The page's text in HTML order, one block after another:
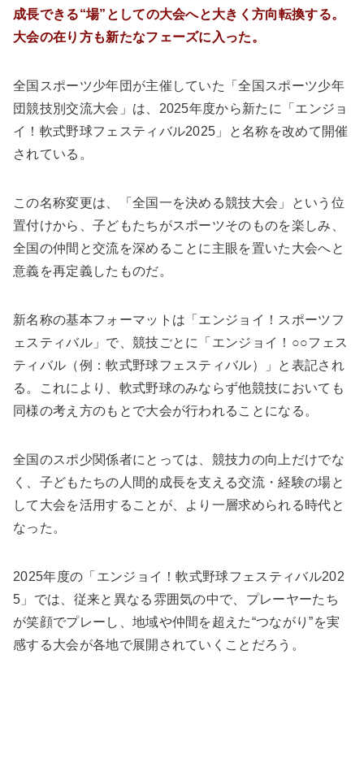
成長できる“場”としての大会へと大きく方向転換する。
大会の在り方も新たなフェーズに入った。
全国スポーツ少年団が主催していた「全国スポーツ少年
団競技別交流大会」は、2025年度から新たに「エンジョ
イ！軟式野球フェスティバル2025」と名称を改めて開催
されている。
この名称変更は、「全国一を決める競技大会」という位
置付けから、子どもたちがスポーツそのものを楽しみ、
全国の仲間と交流を深めることに主眼を置いた大会へと
意義を再定義したものだ。
新名称の基本フォーマットは「エンジョイ！スポーツフ
ェスティバル」で、競技ごとに「エンジョイ！○○フェス
ティバル（例：軟式野球フェスティバル）」と表記され
る。これにより、軟式野球のみならず他競技においても
同様の考え方のもとで大会が行われることになる。
全国のスポ少関係者にとっては、競技力の向上だけでな
く、子どもたちの人間的成長を支える交流・経験の場と
して大会を活用することが、より一層求められる時代と
なった。
2025年度の「エンジョイ！軟式野球フェスティバル202
5」では、従来と異なる雰囲気の中で、プレーヤーたち
が笑顔でプレーし、地域や仲間を超えた“つながり”を実
感する大会が各地で展開されていくことだろう。